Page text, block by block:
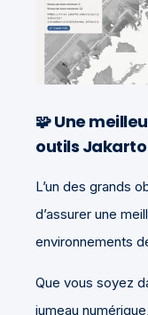
🧩 Une
outils Jakarto
L’un des grands
d’assurer une
environnements
Que vous soyez
jumeau